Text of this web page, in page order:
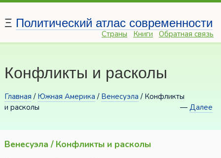
Ξ Политический атлас современности
Страны Книги Обратная связь
Конфликты и расколы
Главная / Южная Америка / Венесуэла / Конфликты
и расколы
—Далее
Венесуэла / Конфликты и расколы